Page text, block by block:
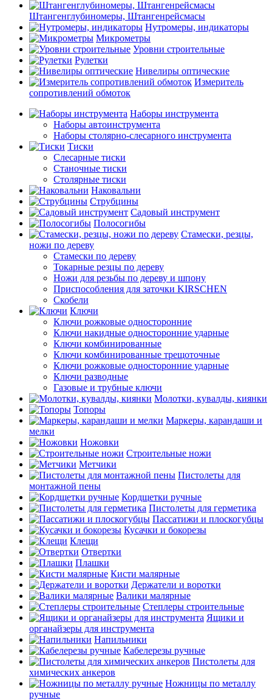
Штангенглубиномеры, Штангенрейсмасы
Нутромеры, индикаторы
Микрометры
Уровни строительные
Рулетки
Нивелиры оптические
Измеритель
сопротивлений обмоток
Наборы инструмента
Наборы автоинструмента
Наборы столярно-слесарного инструмента
Тиски
Слесарные тиски
Станочные тиски
Столярные тиски
Наковальни
Струбцины
Садовый инструмент
Полосогибы
Стамески, резцы,
ножи по дереву
Стамески по дереву
Токарные резцы по дереву
Ножи для резьбы по дереву и шпону
Приспособления для заточки KIRSCHEN
Скобели
Ключи
Ключи рожковые односторонние
Ключи накидные односторонние ударные
Ключи комбинированные
Ключи комбинированные трещоточные
Ключи рожковые односторонние ударные
Ключи разводные
Газовые и трубные ключи
Молотки, кувалды, киянки
Топоры
Маркеры, карандаши и
мелки
Ножовки
Строительные ножи
Метчики
Пистолеты для
монтажной пены
Кордщетки ручные
Пистолеты для герметика
Пассатижи и плоскогубцы
Кусачки и бокорезы
Клещи
Отвертки
Плашки
Кисти малярные
Держатели и воротки
Валики малярные
Степлеры строительные
Ящики и
органайзеры для инструмента
Напильники
Кабелерезы ручные
Пистолеты для
химических анкеров
Ножницы по металлу
ручные